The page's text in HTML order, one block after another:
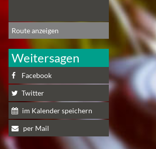
Route anzeigen
Weitersagen
Facebook
Twitter
im Kalender speichern
per Mail